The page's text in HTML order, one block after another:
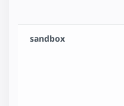
sandbox